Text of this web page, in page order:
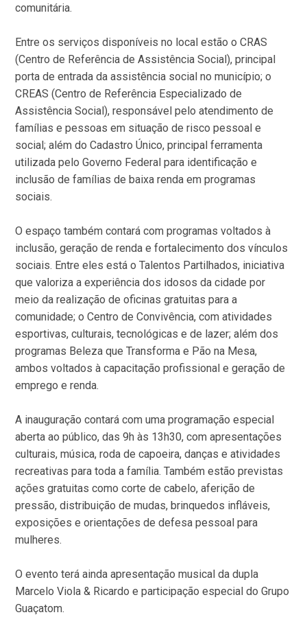
comunitária.
Entre os serviços disponíveis no local estão o CRAS
(Centro de Referência de Assistência Social), principal
porta de entrada da assistência social no município; o
CREAS (Centro de Referência Especializado de
Assistência Social), responsável pelo atendimento de
famílias e pessoas em situação de risco pessoal e
social; além do Cadastro Único, principal ferramenta
utilizada pelo Governo Federal para identificação e
inclusão de famílias de baixa renda em programas
sociais.
O espaço também contará com programas voltados à
inclusão, geração de renda e fortalecimento dos vínculos
sociais. Entre eles está o Talentos Partilhados, iniciativa
que valoriza a experiência dos idosos da cidade por
meio da realização de oficinas gratuitas para a
comunidade; o Centro de Convivência, com atividades
esportivas, culturais, tecnológicas e de lazer; além dos
programas Beleza que Transforma e Pão na Mesa,
ambos voltados à capacitação profissional e geração de
emprego e renda.
A inauguração contará com uma programação especial
aberta ao público, das 9h às 13h30, com apresentações
culturais, música, roda de capoeira, danças e atividades
recreativas para toda a família. Também estão previstas
ações gratuitas como corte de cabelo, aferição de
pressão, distribuição de mudas, brinquedos infláveis,
exposições e orientações de defesa pessoal para
mulheres.
O evento terá ainda apresentação musical da dupla
Marcelo Viola & Ricardo e participação especial do Grupo
Guaçatom.